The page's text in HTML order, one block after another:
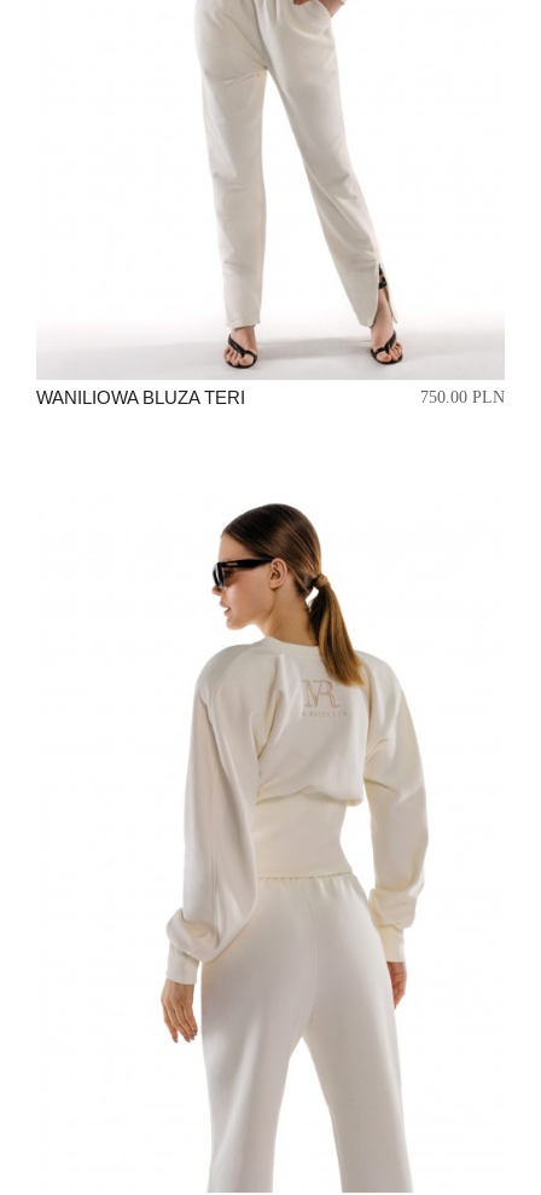
750.00 PLN
WANILIOWA BLUZA TERI